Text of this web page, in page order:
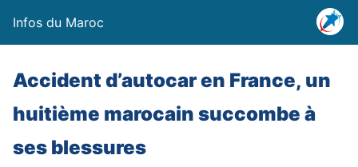
Infos du Maroc
Accident d’autocar en France, un
huitième marocain succombe à
ses blessures